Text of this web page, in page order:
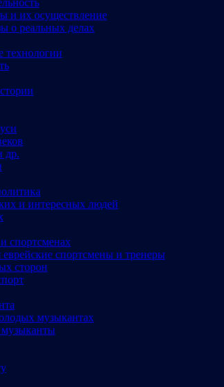
и их осуществление
о реальных делах
технологии
др.
и интересных людей
спортсменах
спортсмены и тренеры
сторон
музыкантах
музыканты